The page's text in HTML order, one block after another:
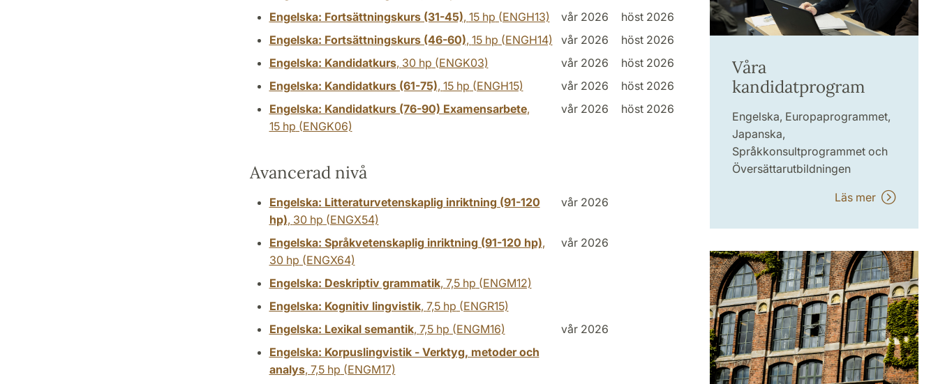
Engelska: Fortsättningskurs (31-45), 15 hp (ENGH13) vår 2026
höst 2026
Engelska: Fortsättningskurs (46-60), 15 hp (ENGH14) vår 2026
höst 2026
Engelska: Kandidatkurs, 30 hp (ENGK03) vår 2026
höst 2026
Engelska: Kandidatkurs (61-75), 15 hp (ENGH15) vår 2026
höst 2026
Engelska: Kandidatkurs (76-90) Examensarbete,
15 hp (ENGK06)
vår 2026 höst 2026
Avancerad nivå
Engelska: Litteraturvetenskaplig inriktning (91-120
hp), 30 hp (ENGX54)
vår 2026
Engelska: Språkvetenskaplig inriktning (91-120 hp),
30 hp (ENGX64)
vår 2026
Engelska: Deskriptiv grammatik, 7,5 hp (ENGM12)
Engelska: Kognitiv lingvistik, 7,5 hp (ENGR15)
Engelska: Lexikal semantik, 7,5 hp (ENGM16)
vår 2026
Engelska: Korpuslingvistik - Verktyg, metoder och
analys, 7,5 hp (ENGM17)
Våra
kandidatprogram
Engelska, Europaprogrammet,
Japanska,
Språkkonsultprogrammet och
Översättarutbildningen
Läs mer